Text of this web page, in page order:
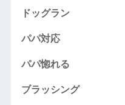
ドッグラン
パパ対応
パパ惚れる
ブラッシング